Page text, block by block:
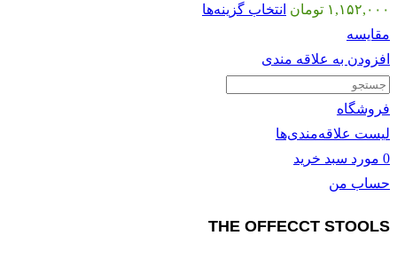
۱,۱۵۲,۰۰۰ تومان انتخاب گزینه‌ها
مقايسه
افزودن به علاقه مندی
فروشگاه
لیست علاقه‌مندی‌ها
0 مورد سبد خرید
حساب من
THE OFFECCT STOOLS